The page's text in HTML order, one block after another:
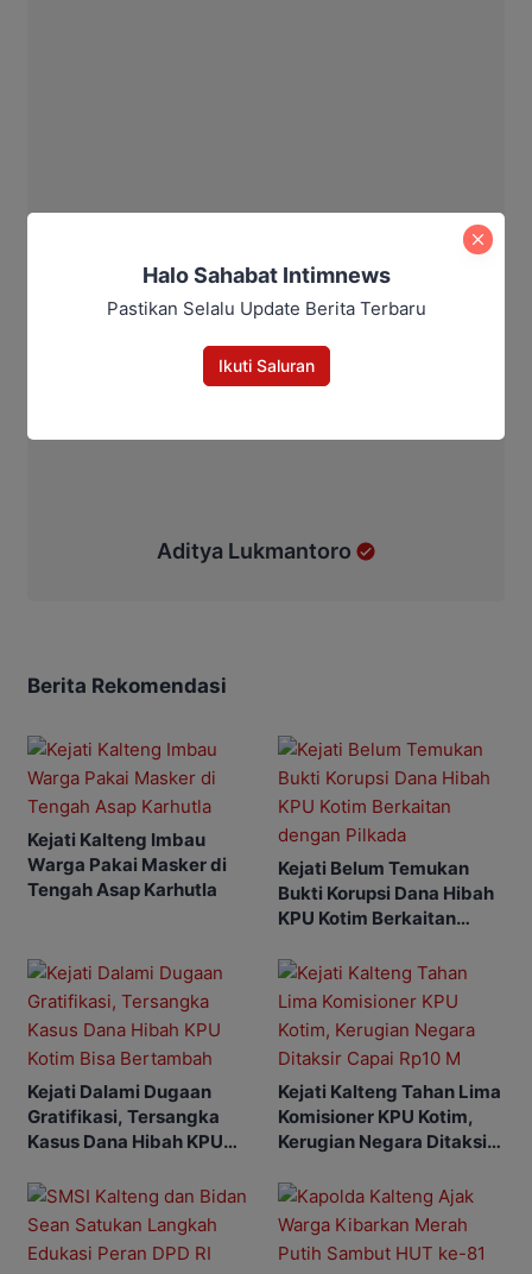
Aditya Lukmantoro
Berita Rekomendasi
Kejati Kalteng Imbau
Warga Pakai Masker di
Tengah Asap Karhutla
Kejati Belum Temukan
Bukti Korupsi Dana Hibah
KPU Kotim Berkaitan
Kejati Dalami Dugaan
Gratifikasi, Tersangka
Kasus Dana Hibah KPU
Kejati Kalteng Tahan Lima
Komisioner KPU Kotim,
Kerugian Negara Ditaksir
Halo Sahabat Intimnews
Pastikan Selalu Update Berita Terbaru
Ikuti Saluran